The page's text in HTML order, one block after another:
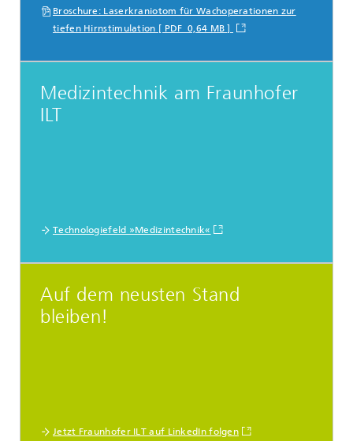
Broschure: Laserkraniotom für Wachoperationen zur
tiefen Hirnstimulation [ PDF 0,64 MB ]
Medizintechnik am Fraunhofer
ILT
Technologiefeld »Medizintechnik«
Auf dem neusten Stand
bleiben!
Jetzt Fraunhofer ILT auf LinkedIn folgen